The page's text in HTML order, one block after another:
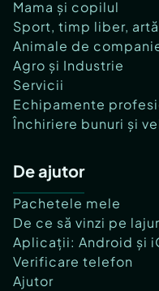
Mama și copilul
Sport, timp liber, artă
Animale de
Agro și Industrie
Servicii
Echipamente
Închiriere bunuri și
De ajutor
Pachetele mele
De ce să vinzi pe
Aplicații: Android și
Verificare telefon
Ajutor